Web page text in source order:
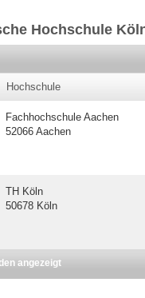
Hochschule
Hochschule
Fachhochschule Aachen
52066 Aachen
TH Köln
50678 Köln
angezeigt